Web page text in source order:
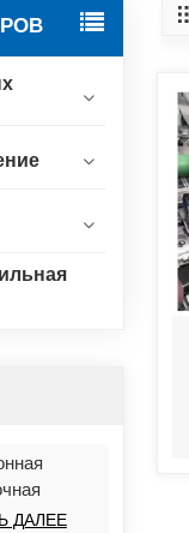
HF928R
ДАЛЕЕ